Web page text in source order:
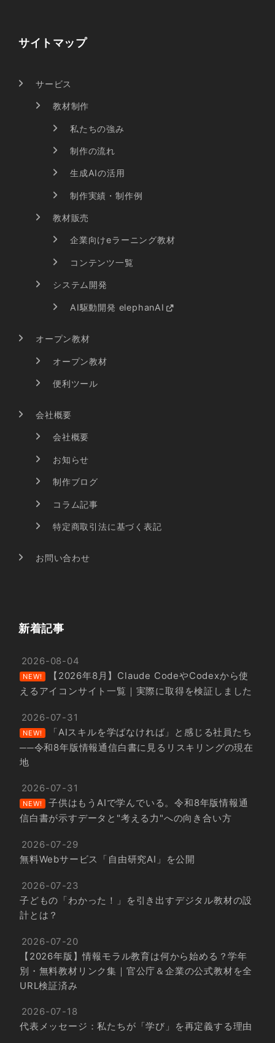
サイトマップ
サービス
教材制作
私たちの強み
制作の流れ
生成AIの活用
制作実績・制作例
教材販売
企業向けeラーニング教材
コンテンツ一覧
システム開発
AI駆動開発 elephanAI
オープン教材
オープン教材
便利ツール
会社概要
会社概要
お知らせ
制作ブログ
コラム記事
特定商取引法に基づく表記
お問い合わせ
新着記事
2026-08-04
NEW!
【2026年8月】Claude CodeやCodexから使
えるアイコンサイト一覧｜実際に取得を検証しました
2026-07-31
NEW!
「AIスキルを学ばなければ」と感じる社員たち
──令和8年版情報通信白書に見るリスキリングの現在
地
2026-07-31
NEW!
子供はもうAIで学んでいる。令和8年版情報通
信白書が示すデータと"考える力"への向き合い方
2026-07-29
無料Webサービス「自由研究AI」を公開
2026-07-23
子どもの「わかった！」を引き出すデジタル教材の設
計とは？
2026-07-20
【2026年版】情報モラル教育は何から始める？学年
別・無料教材リンク集｜官公庁＆企業の公式教材を全
URL検証済み
2026-07-18
代表メッセージ：私たちが「学び」を再定義する理由